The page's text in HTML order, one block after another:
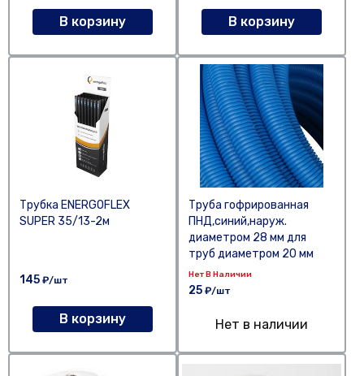
В корзину В корзину
Трубка ENERGOFLEX
SUPER 35/13-2м
145 ₽/шт
В корзину
Труба гофрированная
ПНД,синий,наруж.
диаметром 28 мм для
труб диаметром 20 мм
Нет В Наличии
25 ₽/шт
Нет в наличии